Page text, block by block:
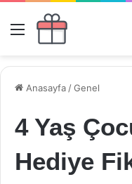
Menü
Anasayfa /Genel
4 Yaş
Hediye